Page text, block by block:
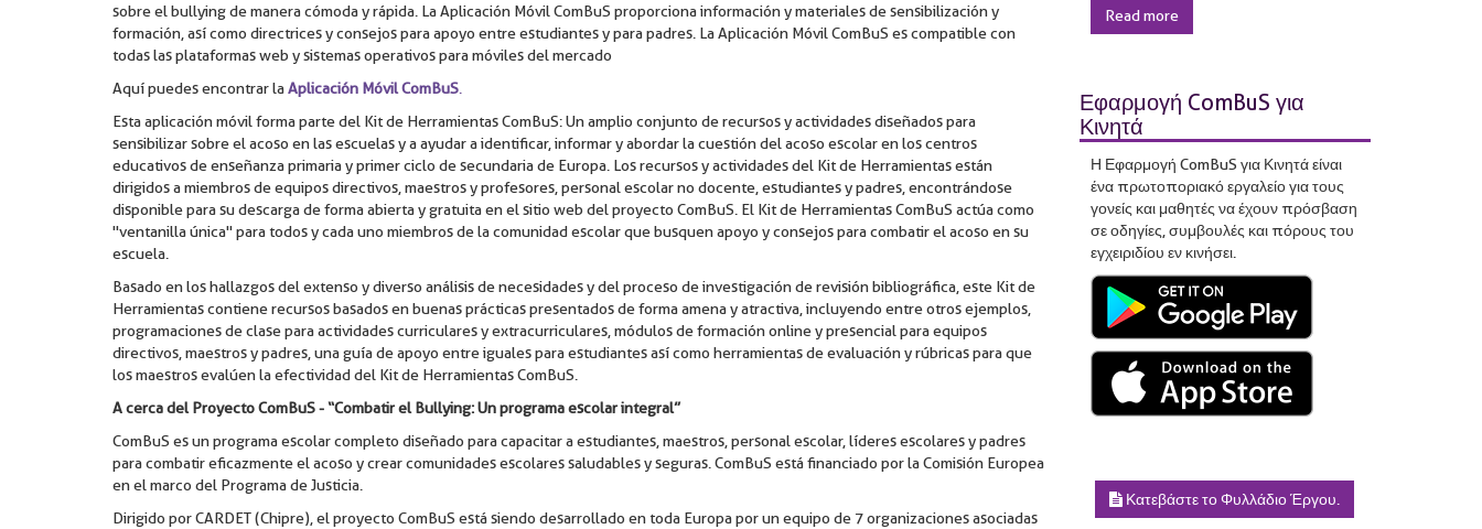
sobre el bullying de manera cómoda y rápida. La Aplicación Móvil ComBuS proporciona información y materiales de sensibilización y
formación, así como directrices y consejos para apoyo entre estudiantes y para padres. La Aplicación Móvil ComBuS es compatible con
todas las plataformas web y sistemas operativos para móviles del mercado
Aquí puedes encontrar laAplicación Móvil ComBuS.
Esta aplicación móvil forma parte del Kit de Herramientas ComBuS: Un amplio conjunto de recursos y actividades diseñados para
sensibilizar sobre el acoso en las escuelas y a ayudar a identificar, informar y abordar la cuestión del acoso escolar en los centros
educativos de enseñanza primaria y primer ciclo de secundaria de Europa. Los recursos y actividades del Kit de Herramientas están
dirigidos a miembros de equipos directivos, maestros y profesores, personal escolar no docente, estudiantes y padres, encontrándose
disponible para su descarga de forma abierta y gratuita en el sitio web del proyecto ComBuS. El Kit de Herramientas ComBuS actúa como
"ventanilla única" para todos y cada uno miembros de la comunidad escolar que busquen apoyo y consejos para combatir el acoso en su
escuela.
Basado en los hallazgos del extenso y diverso análisis de necesidades y del proceso de investigación de revisión bibliográfica, este Kit de
Herramientas contiene recursos basados en buenas prácticas presentados de forma amena y atractiva, incluyendo entre otros ejemplos,
programaciones de clase para actividades curriculares y extracurriculares, módulos de formación online y presencial para equipos
directivos, maestros y padres, una guía de apoyo entre iguales para estudiantes así como herramientas de evaluación y rúbricas para que
los maestros evalúen la efectividad del Kit de Herramientas ComBuS.
A cerca del Proyecto ComBuS - “Combatir el Bullying: Un programa escolar integral”
ComBuS es un programa escolar completo diseñado para capacitar a estudiantes, maestros, personal escolar, líderes escolares y padres
para combatir eficazmente el acoso y crear comunidades escolares saludables y seguras. ComBuS está financiado por la Comisión Europea
en el marco del Programa de Justicia.
Dirigido por CARDET (Chipre), el proyecto ComBuS está siendo desarrollado en toda Europa por un equipo de 7 organizaciones asociadas
Read more
Εφαρμογή ComBuS για
Κινητά
Η Εφαρμογή ComBuS για Κινητά είναι
ένα πρωτοποριακό εργαλείο για τους
γονείς και μαθητές να έχουν πρόσβαση
σε οδηγίες, συμβουλές και πόρους του
εγχειριδίου εν κινήσει.
Κατεβάστε το Φυλλάδιο Έργου.